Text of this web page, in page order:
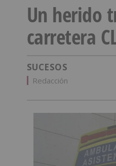
Un herido
carretera
SUCESOS
Redacción